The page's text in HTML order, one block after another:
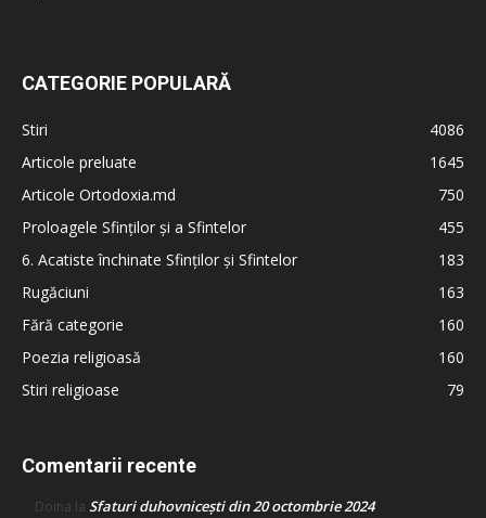
CATEGORIE POPULARĂ
Stiri
4086
Articole preluate
1645
Articole Ortodoxia.md
750
Proloagele Sfinților și a Sfintelor
455
6. Acatiste închinate Sfinților și Sfintelor
183
Rugăciuni
163
Fără categorie
160
Poezia religioasă
160
Stiri religioase
79
Comentarii recente
Doina la Sfaturi duhovnicești din 20 octombrie 2024